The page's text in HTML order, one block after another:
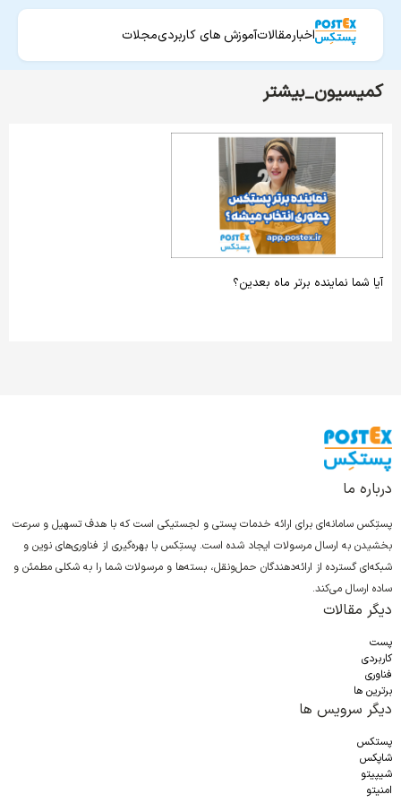
اخبارمقالاتآموزش های کاربردیمجلات
کمیسیون_بیشتر
آیا شما نماینده برتر ماه بعدین؟
درباره ما
پستِکس سامانه‌ای برای ارائه خدمات پستی و لجستیکی است که با هدف تسهیل و سرعت
بخشیدن به ارسال مرسولات ایجاد شده است. پستِکس با بهره‌گیری از فناوری‌های نوین و
شبکه‌ای گسترده از ارائه‌دهندگان حمل‌ونقل، بسته‌ها و مرسولات شما را به شکلی مطمئن و
ساده ارسال می‌کند.
دیگر مقالات
پست
کاربردی
فناوری
برترین ها
دیگر سرویس ها
پستکس
شاپکس
شیپیتو
امنیتو